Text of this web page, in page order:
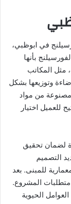
في ابوظبي،
بأنها
مثل المكاتب
وتوزيعها بشكل
مصنوعة من مواد
للعميل اختيار
لضمان تحقيق
التصميم
للمبنى. بعد
متطلبات المشروع.
الحيوية